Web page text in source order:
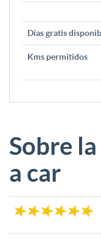
Días gratis
Kms permitidos
Sobre
a car